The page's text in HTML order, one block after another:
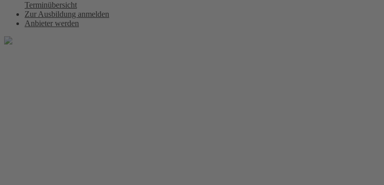
Terminübersicht
Zur Ausbildung anmelden
Anbieter werden